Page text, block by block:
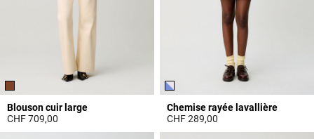
Blouson cuir large
CHF 709,00
4.3 out of 5 Customer Rating
Chemise rayée lavallière
CHF 289,00
3.1 out of 5 Customer Rating